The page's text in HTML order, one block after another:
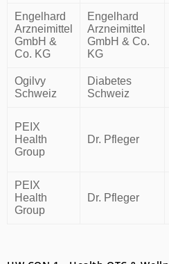
Engelhard
Arzneimittel
GmbH &
Co. KG
Engelhard
Arzneimittel
GmbH & Co.
KG
Ogilvy
Schweiz
Diabetes
Schweiz
PEIX
Health
Group
Dr. Pfleger
PEIX
Health
Group
Dr. Pfleger